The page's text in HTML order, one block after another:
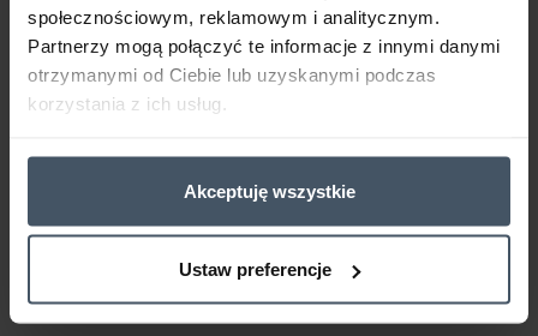
społecznościowym, reklamowym i analitycznym.
Partnerzy mogą połączyć te informacje z innymi danymi
otrzymanymi od Ciebie lub uzyskanymi podczas
korzystania z ich usług.
Akceptuję wszystkie
Ustaw preferencje